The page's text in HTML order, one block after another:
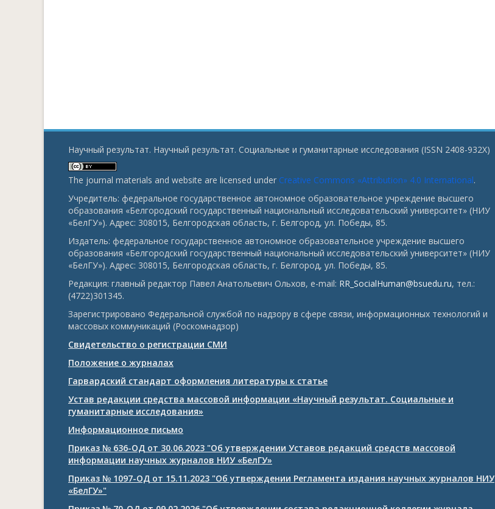
Научный результат. Научный результат. Социальные и гуманитарные исследования (ISSN 2408-932X)
The journal materials and website are licensed under Creative Commons «Attribution» 4.0 International.
Учредитель: федеральное государственное автономное образовательное учреждение высшего
образования «Белгородский государственный национальный исследовательский университет» (НИУ
«БелГУ»). Адрес: 308015, Белгородская область, г. Белгород, ул. Победы, 85.
Издатель: федеральное государственное автономное образовательное учреждение высшего
образования «Белгородский государственный национальный исследовательский университет» (НИУ
«БелГУ»). Адрес: 308015, Белгородская область, г. Белгород, ул. Победы, 85.
Редакция: главный редактор Павел Анатольевич Ольхов, e-mail: RR_SocialHuman@bsuedu.ru, тел.:
(4722)301345.
Зарегистрировано Федеральной службой по надзору в сфере связи, информационных технологий и
массовых коммуникаций (Роскомнадзор)
Свидетельство о регистрации СМИ
Положение о журналах
Гарвардский стандарт оформления литературы к статье
Устав редакции средства массовой информации «Научный результат. Социальные и
гуманитарные исследования»
Информационное письмо
Приказ № 636-ОД от 30.06.2023 "Об утверждении Уставов редакций средств массовой
информации научных журналов НИУ «БелГУ»
Приказ № 1097-ОД от 15.11.2023 "Об утверждении Регламента издания научных журналов НИУ
«БелГУ»"